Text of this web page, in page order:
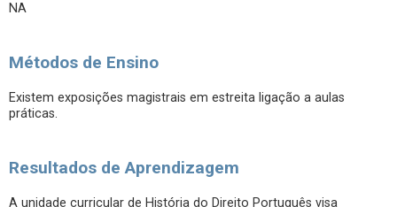
NA
Métodos de Ensino
Existem exposições magistrais em estreita ligação a aulas
práticas.
Resultados de Aprendizagem
A unidade curricular de História do Direito Português visa